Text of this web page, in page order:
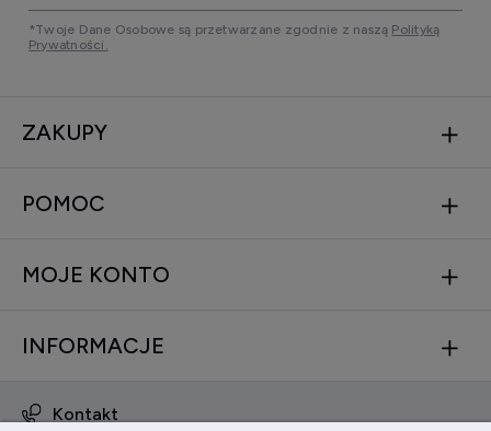
*Twoje Dane Osobowe są przetwarzane zgodnie z naszą Polityką
Prywatności.
ZAKUPY
POMOC
MOJE KONTO
INFORMACJE
Kontakt